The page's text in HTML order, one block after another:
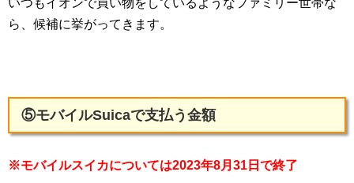
ら、候補に挙がってきます。
⑤モバイルSuicaで支払う金額
※モバイルスイカについては2023年8月31日で終了